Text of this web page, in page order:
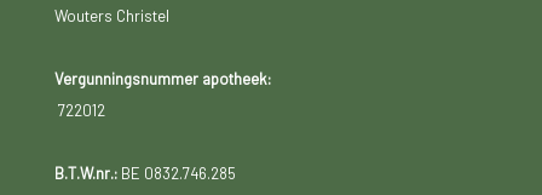
Wouters Christel
Vergunningsnummer apotheek:
722012
B.T.W.nr.:BE 0832.746.285